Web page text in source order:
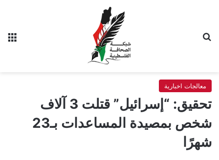
معالجات اخبارية
تحقيق: “إسرائيل” قتلت 3 آلاف
شخص بمصيدة المساعدات بـ23
شهرًا